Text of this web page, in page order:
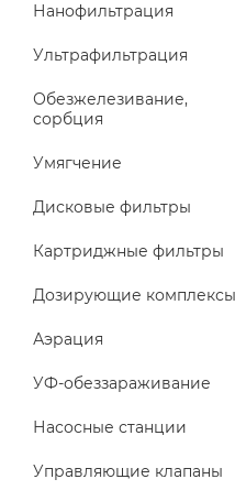
Нанофильтрация
Ультрафильтрация
Обезжелезивание,
сорбция
Умягчение
Дисковые фильтры
Картриджные фильтры
Дозирующие комплексы
Аэрация
УФ-обеззараживание
Насосные станции
Управляющие клапаны